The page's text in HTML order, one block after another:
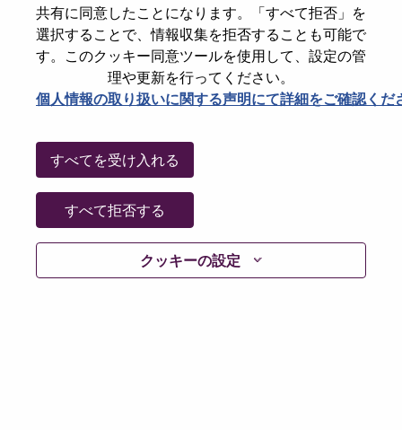
共有に同意したことになります。「すべて拒否」を
選択することで、情報収集を拒否することも可能で
す。このクッキー同意ツールを使用して、設定の管
理や更新を行ってください。
個人情報の取り扱いに関する声明にて詳細をご確認くだ
クッキーの設定
すべてを受け入れる
すべて拒否する
パスワードをリセットください
E-mail*
Go Back
Lenovo.com